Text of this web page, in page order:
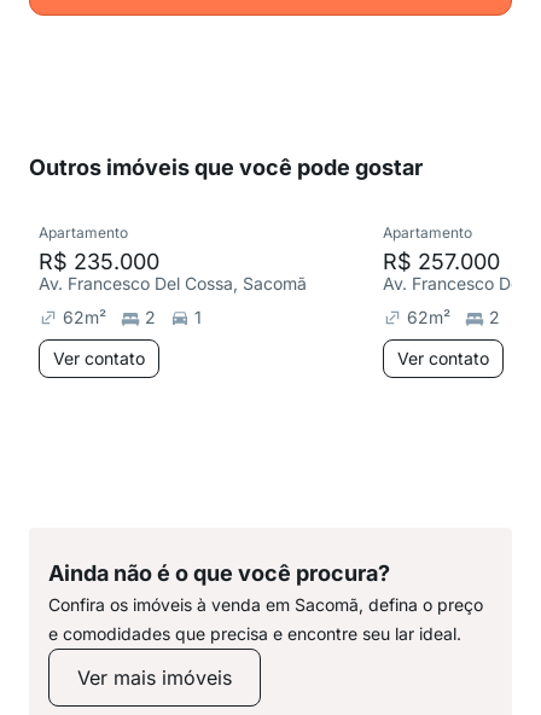
Outros imóveis que você pode gostar
Apartamento
R$ 235.000
Av. Francesco Del Cossa, Sacomã
62m² 2
1
Ver contato
Apartamento
R$ 257.000
62m² 2
Ver contato
Ainda não é o que você procura?
Confira os imóveis à venda em Sacomã, defina o preço
e comodidades que precisa e encontre seu lar ideal.
Ver mais imóveis